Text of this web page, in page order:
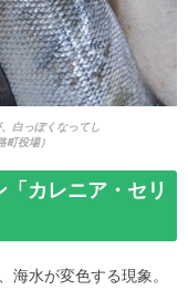
白っぽくなってし
町役場）
カレニア・セリ
海水が変色する現象。